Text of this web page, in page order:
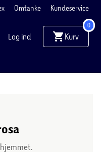
Omtanke Kundeservice
Log ind Kurv
0